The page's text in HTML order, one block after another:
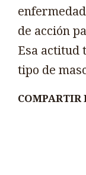
de acción
Esa actitud
tipo de
COMPARTIR